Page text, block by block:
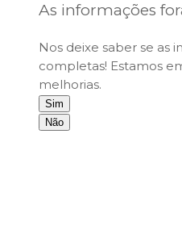
As informações
Nos deixe saber se as
completas! Estamos
melhorias.
Sim
Não